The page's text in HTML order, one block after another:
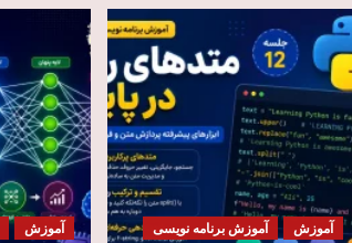
آموزش
آموزش برنامه نویسی
آموزش